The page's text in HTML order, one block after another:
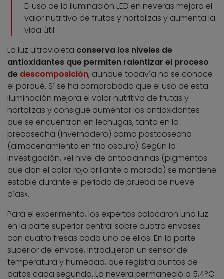
El uso de la iluminación LED en neveras mejora el
valor nutritivo de frutas y hortalizas y aumenta la
vida útil
La luz ultravioleta conserva los niveles de
antioxidantes que permiten ralentizar el proceso
de descomposición, aunque todavía no se conoce
el porqué. Sí se ha comprobado que el uso de esta
iluminación mejora el valor nutritivo de frutas y
hortalizas y consigue aumentar los antioxidantes
que se encuentran en lechugas, tanto en la
precosecha (invernadero) como postcosecha
(almacenamiento en frío oscuro). Según la
investigación, «el nivel de antocianinas (pigmentos
que dan el color rojo brillante o morado) se mantiene
estable durante el periodo de prueba de nueve
días».
Para el experimento, los expertos colocaron una luz
en la parte superior central sobre cuatro envases
con cuatro fresas cada uno de ellos. En la parte
superior del envase, introdujeron un sensor de
temperatura y humedad, que registra puntos de
datos cada segundo. La nevera permaneció a 5,4ºC